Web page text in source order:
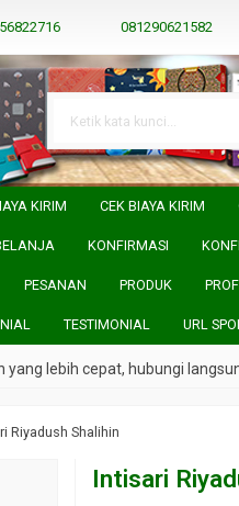
081290621582
KIRIM CEK BIAYA KIRIM
KONFIRMASI
PESANAN PRODUK
TESTIMONIAL URL
lebih cepat, hubungi
Riyadush Shalihin
Intisari